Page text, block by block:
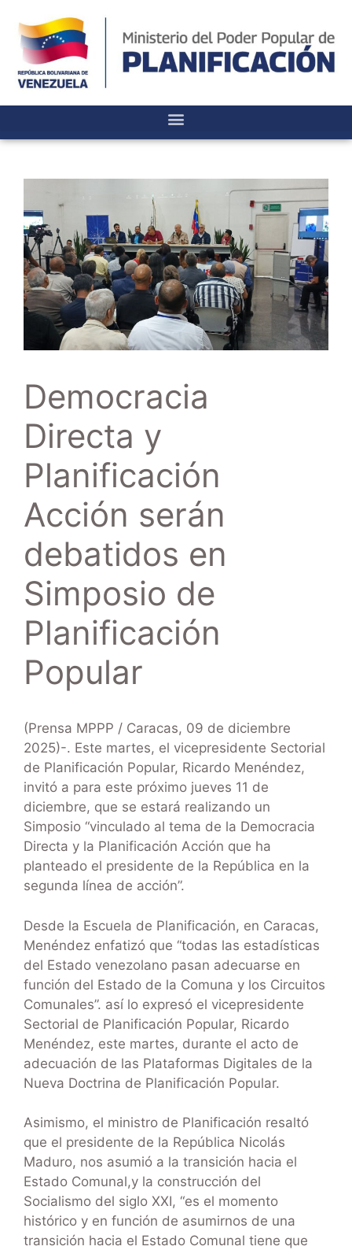
Democracia
Directa y
Planificación
Acción serán
debatidos en
Simposio de
Planificación
Popular
(Prensa MPPP / Caracas, 09 de diciembre
2025)-. Este martes, el vicepresidente Sectorial
de Planificación Popular, Ricardo Menéndez,
invitó a para este próximo jueves 11 de
diciembre, que se estará realizando un
Simposio “vinculado al tema de la Democracia
Directa y la Planificación Acción que ha
planteado el presidente de la República en la
segunda línea de acción”.
Desde la Escuela de Planificación, en Caracas,
Menéndez enfatizó que “todas las estadísticas
del Estado venezolano pasan adecuarse en
función del Estado de la Comuna y los Circuitos
Comunales”. así lo expresó el vicepresidente
Sectorial de Planificación Popular, Ricardo
Menéndez, este martes, durante el acto de
adecuación de las Plataformas Digitales de la
Nueva Doctrina de Planificación Popular.
Asimismo, el ministro de Planificación resaltó
que el presidente de la República Nicolás
Maduro, nos asumió a la transición hacia el
Estado Comunal,y la construcción del
Socialismo del siglo XXI, “es el momento
histórico y en función de asumirnos de una
transición hacia el Estado Comunal tiene que